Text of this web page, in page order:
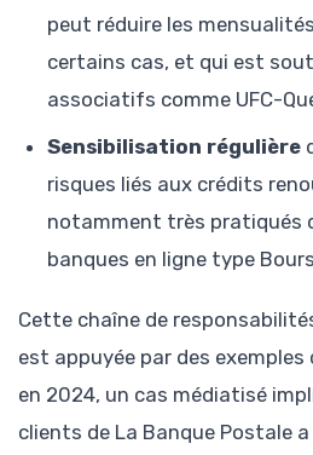
peut réduire les
certains cas, et qui est
associatifs comme UFC-
Sensibilisation régulière
risques liés aux crédits
notamment très pratiqués
banques en ligne type
Cette chaîne de
est appuyée par des exemples
en 2024, un cas médiatisé
clients de La Banque Postale